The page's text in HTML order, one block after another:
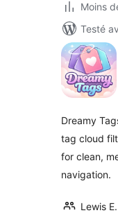
Moins
Testé
Dreamy
tag cloud
for clean,
navigation.
Lewis